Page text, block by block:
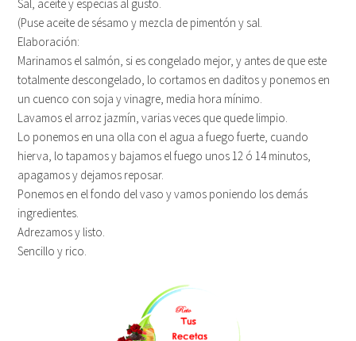
Sal, aceite y especias al gusto.
(Puse aceite de sésamo y mezcla de pimentón y sal.
Elaboración:
Marinamos el salmón, si es congelado mejor, y antes de que este
totalmente descongelado, lo cortamos en daditos y ponemos en
un cuenco con soja y vinagre, media hora mínimo.
Lavamos el arroz jazmín, varias veces que quede limpio.
Lo ponemos en una olla con el agua a fuego fuerte, cuando
hierva, lo tapamos y bajamos el fuego unos 12 ó 14 minutos,
apagamos y dejamos reposar.
Ponemos en el fondo del vaso y vamos poniendo los demás
ingredientes.
Adrezamos y listo.
Sencillo y rico.